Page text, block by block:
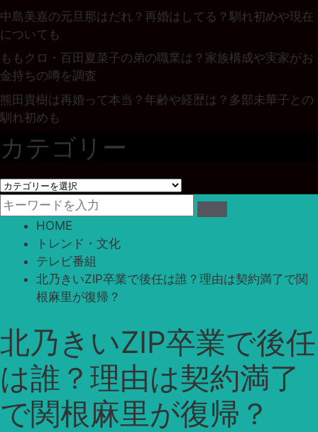
中島美嘉の元旦那はだれ？再婚はしてる？馴れ初めや現在
についても
ももクロ・百田夏菜子の弟の職業は？家族構成や実家がお
金持ちの噂を調査
熊田貴樹は再婚って本当？年齢や経歴は？多部未華子との
馴れ初めも
カテゴリー
カ
テ
ゴ
HOME
トレンド・文化
テレビ番組
北乃きいZIP卒業で後任は誰？理由は契約満了で関
根麻里が復帰？
北乃きいZIP卒業で後任
は誰？理由は契約満了
で関根麻里が復帰？